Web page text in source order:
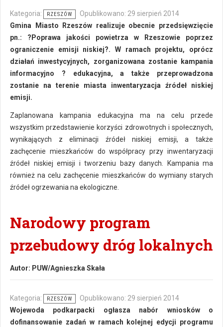
Kategoria: RZESZÓW
Opublikowano: 29 sierpień 2014
Gmina Miasto Rzeszów realizuje obecnie przedsięwzięcie
pn.: ?Poprawa jakości powietrza w Rzeszowie poprzez
ograniczenie emisji niskiej?. W ramach projektu, oprócz
działań inwestycyjnych, zorganizowana zostanie kampania
informacyjno ? edukacyjna, a także przeprowadzona
zostanie na terenie miasta inwentaryzacja źródeł niskiej
emisji.
Zaplanowana kampania edukacyjna ma na celu przede
wszystkim przedstawienie korzyści zdrowotnych i społecznych,
wynikających z eliminacji źródeł niskiej emisji, a także
zachęcenie mieszkańców do współpracy przy inwentaryzacji
źródeł niskiej emisji i tworzeniu bazy danych. Kampania ma
również na celu zachęcenie mieszkańców do wymiany starych
źródeł ogrzewania na ekologiczne.
Narodowy program
przebudowy dróg lokalnych
Autor: PUW/Agnieszka Skała
Kategoria: RZESZÓW
Opublikowano: 29 sierpień 2014
Wojewoda podkarpacki ogłasza nabór wniosków o
dofinansowanie zadań w ramach kolejnej edycji programu